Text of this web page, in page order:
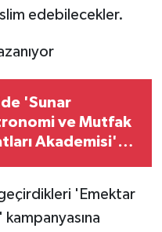
edebilecekler.
'Sunar
ve Mutfak
Akademisi'
geçirdikleri 'Emektar